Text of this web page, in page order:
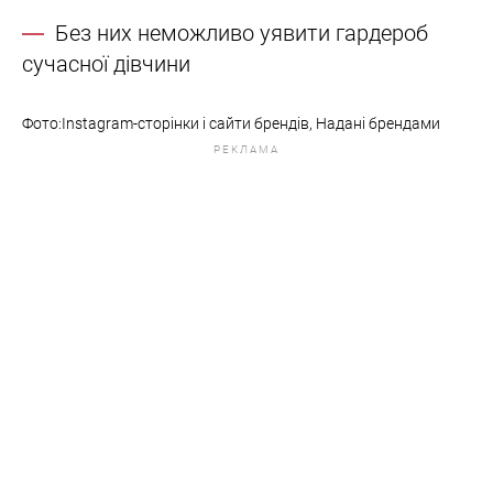
Без них неможливо уявити гардероб
сучасної дівчини
Фото:Instagram-сторінки і сайти брендів, Надані брендами
РЕКЛАМА